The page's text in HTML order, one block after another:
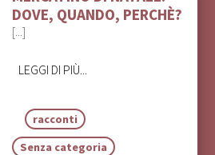
DOVE, QUANDO, PERCHÈ?
[...]
LEGGI DI PIÙ...
racconti
Senza categoria